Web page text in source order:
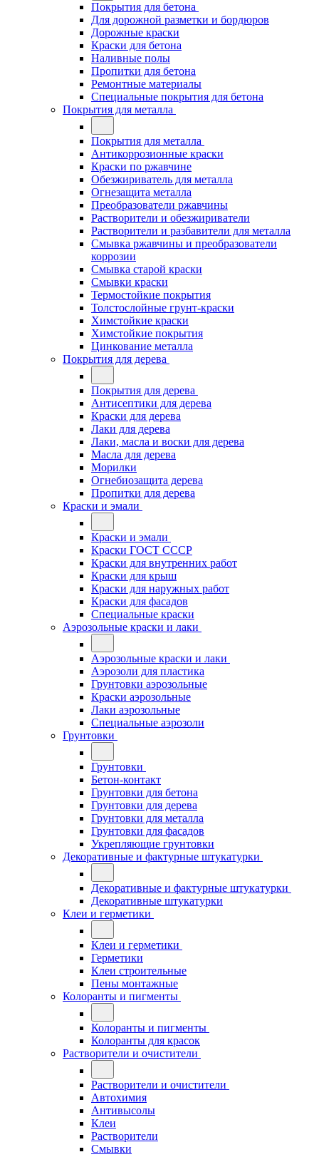
Покрытия для бетона
Для дорожной разметки и бордюров
Дорожные краски
Краски для бетона
Наливные полы
Пропитки для бетона
Ремонтные материалы
Специальные покрытия для бетона
Покрытия для металла
Покрытия для металла
Антикоррозионные краски
Краски по ржавчине
Обезжириватель для металла
Огнезащита металла
Преобразователи ржавчины
Растворители и обезжириватели
Растворители и разбавители для металла
Смывка ржавчины и преобразователи
коррозии
Смывка старой краски
Смывки краски
Термостойкие покрытия
Толстослойные грунт-краски
Химстойкие краски
Химстойкие покрытия
Цинкование металла
Покрытия для дерева
Покрытия для дерева
Антисептики для дерева
Краски для дерева
Лаки для дерева
Лаки, масла и воски для дерева
Масла для дерева
Морилки
Огнебиозащита дерева
Пропитки для дерева
Краски и эмали
Краски и эмали
Краски ГОСТ СССР
Краски для внутренних работ
Краски для крыш
Краски для наружных работ
Краски для фасадов
Специальные краски
Аэрозольные краски и лаки
Аэрозольные краски и лаки
Аэрозоли для пластика
Грунтовки аэрозольные
Краски аэрозольные
Лаки аэрозольные
Специальные аэрозоли
Грунтовки
Грунтовки
Бетон-контакт
Грунтовки для бетона
Грунтовки для дерева
Грунтовки для металла
Грунтовки для фасадов
Укрепляющие грунтовки
Декоративные и фактурные штукатурки
Декоративные и фактурные штукатурки
Декоративные штукатурки
Клеи и герметики
Клеи и герметики
Герметики
Клеи строительные
Пены монтажные
Колоранты и пигменты
Колоранты и пигменты
Колоранты для красок
Растворители и очистители
Растворители и очистители
Автохимия
Антивысолы
Клеи
Растворители
Смывки